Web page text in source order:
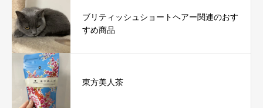
ブリティッシュショートヘアー関連のおす
すめ商品
東方美人茶